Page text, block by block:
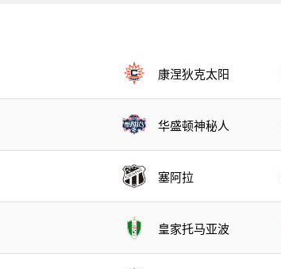
康涅狄克太阳
华盛顿神秘人
塞阿拉
皇家托马亚波